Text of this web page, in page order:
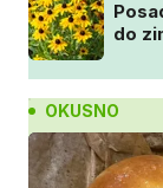
do
OKUSNO